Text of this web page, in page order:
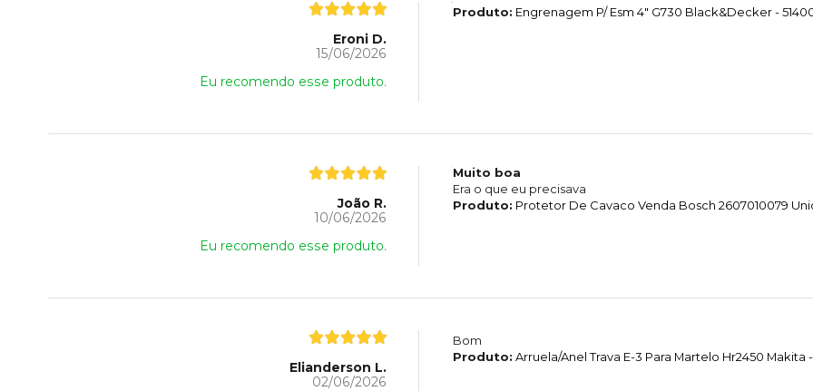
Eroni D.
15/06/2026
Eu recomendo esse produto.
Produto: Engrenagem P/ Esm 4" G730 Black&Decker -
João R.
10/06/2026
Eu recomendo esse produto.
Muito boa
Era o que eu precisava
Produto: Protetor De Cavaco Venda Bosch 2607010079
Elianderson L.
02/06/2026
Bom
Produto: Arruela/Anel Trava E-3 Para Martelo Hr2450 Makita -